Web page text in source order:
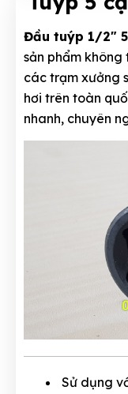
Đầu tuýp 1/2" 5
sản phẩm
các trạm xưởng
hơi trên toàn
nhanh, chuyên
Sử dụng